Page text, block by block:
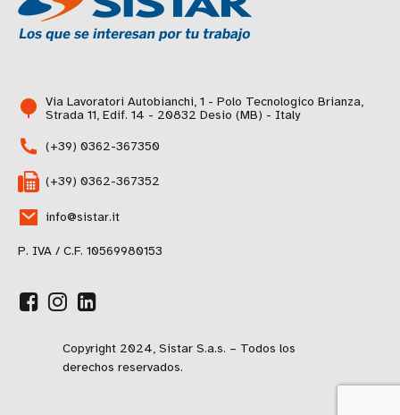
Via Lavoratori Autobianchi, 1 - Polo Tecnologico Brianza,
Strada 11, Edif. 14 - 20832 Desio (MB) - Italy
(+39) 0362-367350
(+39) 0362-367352
info@sistar.it
P. IVA / C.F. 10569980153
Copyright 2024, Sistar S.a.s. – Todos los
derechos reservados.